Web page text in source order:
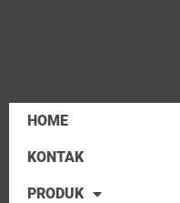
HOME
KONTAK
PRODUK